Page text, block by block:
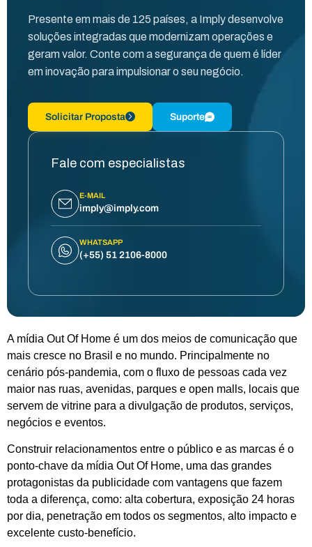
Presente em mais de 125 países, a Imply desenvolve
soluções integradas que modernizam operações e
geram valor. Conte com a segurança de quem é líder
em inovação para impulsionar o seu negócio.
Solicitar Proposta Suporte
Fale com especialistas
E-MAIL
imply@imply.com
WHATSAPP
(+55) 51 2106-8000
A mídia Out Of Home é um dos meios de comunicação que
mais cresce no Brasil e no mundo. Principalmente no
cenário pós-pandemia, com o fluxo de pessoas cada vez
maior nas ruas, avenidas, parques e open malls, locais que
servem de vitrine para a divulgação de produtos, serviços,
negócios e eventos.
Construir relacionamentos entre o público e as marcas é o
ponto-chave da mídia Out Of Home, uma das grandes
protagonistas da publicidade com vantagens que fazem
toda a diferença, como: alta cobertura, exposição 24 horas
por dia, penetração em todos os segmentos, alto impacto e
excelente custo-benefício.